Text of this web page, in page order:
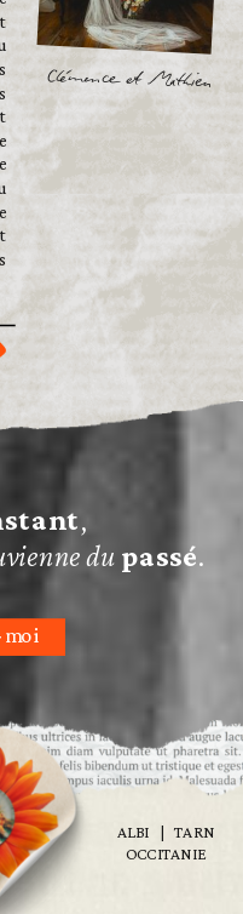
Clémence et Mathieu
,
du passé.
ALBI | TARN
OCCITANIE